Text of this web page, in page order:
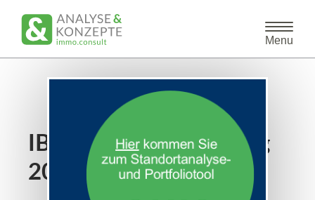
Toggle
Menu
IBA Strukturmonitoring
2011